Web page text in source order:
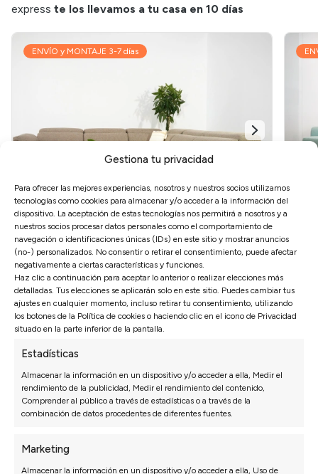
Gestiona tu privacidad
Para ofrecer las mejores experiencias, nosotros y nuestros socios utilizamos
tecnologías como cookies para almacenar y/o acceder a la información del
dispositivo. La aceptación de estas tecnologías nos permitirá a nosotros y a
nuestros socios procesar datos personales como el comportamiento de
navegación o identificaciones únicas (IDs) en este sitio y mostrar anuncios
(no-) personalizados. No consentir o retirar el consentimiento, puede afectar
negativamente a ciertas características y funciones.
Haz clic a continuación para aceptar lo anterior o realizar elecciones más
detalladas. Tus elecciones se aplicarán solo en este sitio. Puedes cambiar tus
ajustes en cualquier momento, incluso retirar tu consentimiento, utilizando
los botones de la Política de cookies o haciendo clic en el icono de Privacidad
situado en la parte inferior de la pantalla.
Estadísticas
Almacenar la información en un dispositivo y/o acceder a ella, Medir el
rendimiento de la publicidad, Medir el rendimiento del contenido,
Comprender al público a través de estadísticas o a través de la
combinación de datos procedentes de diferentes fuentes.
Marketing
Almacenar la información en un dispositivo y/o acceder a ella, Uso de
express te los llevamos a tu casa en 10 días
ENVÍO y MONTAJE 3-7 días
RINCONERA DALÍ
ENVÍO EXPRESS
Diseño Moderno
35KG HR + Visco
Asientos Extraíbles
Medida: Ancho ±320 cm (asiento 90 cm)
3.122€